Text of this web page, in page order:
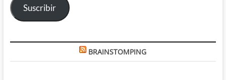
Suscribir
BRAINSTOMPING